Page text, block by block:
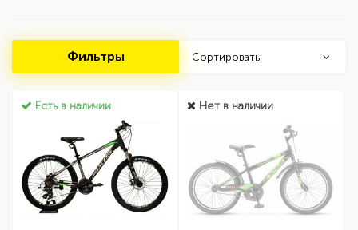
Фильтры Сортировать:
Есть в наличии Нет в наличии